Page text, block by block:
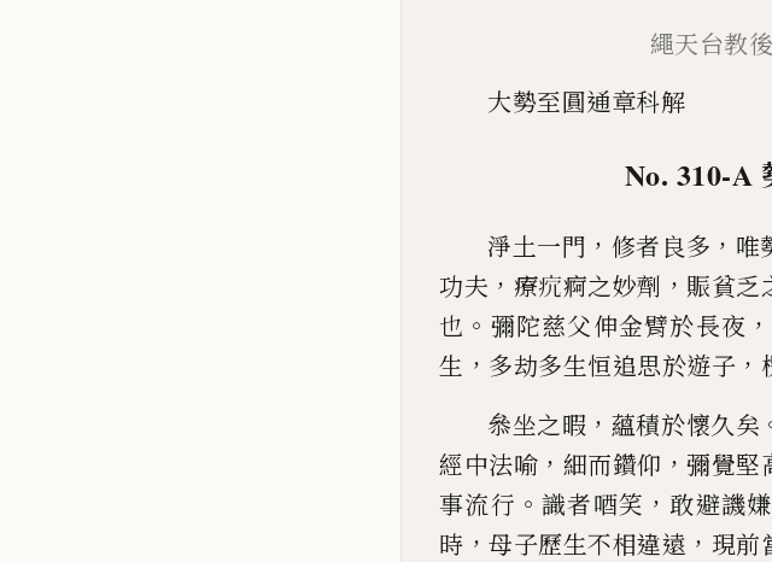
繩天台教
大勢至圓通章科解
No. 310-A
淨土一門 ， 修者良多 ， 唯
功夫 ， 療𤴺痾之妙劑 ， 賑貧乏
也 。 彌陀慈父伸金臂於長夜 ，
生 ， 多劫多生恒追思於遊子 ，
叅坐之暇 ， 蘊積於懷久矣
經中法喻 ， 細而鑽仰 ，彌覺堅
事流行 。識者唒笑 ，敢避譏嫌
時 ， 母子歷生不相違遠 ， 現前